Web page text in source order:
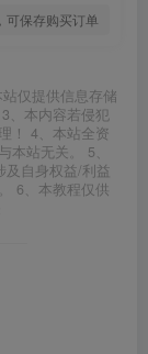
可保存购买订单
仅提供信息存储
、本内容若侵犯
！ 4、本站全资
站无关。 5、
及自身权益/利益
6、本教程仅供